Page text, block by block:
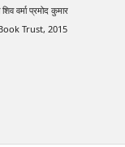
वर्मा प्रमोद कुमार
Trust, 2015